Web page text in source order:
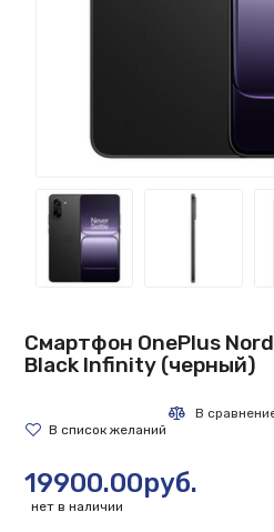
Смартфон OnePlus
Black Infinity (черный)
19900.00руб.
нет в наличии